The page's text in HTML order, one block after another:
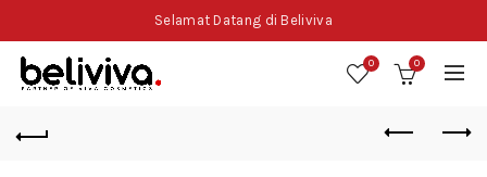
Selamat Datang di Beliviva
0 0